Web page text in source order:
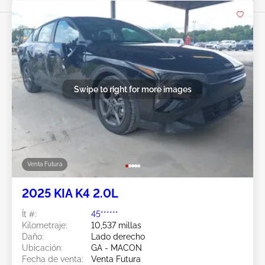
Venta Futura
Swipe to right for more images
2025 KIA K4 2.0L
Ít #:
45******
Kilometraje:
10,537 millas
Daño:
Lado derecho
Ubicación:
GA - MACON
Fecha de venta:
Venta Futura